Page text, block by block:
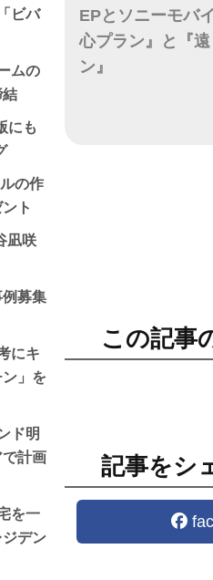
EPとソニーモバ
心プラン』と『
ン』
この記事
記事をシ
ビバ
ムの
にも
の作
ト
凪咲
募集
にキ
」を
ド明
計画
を一
デン